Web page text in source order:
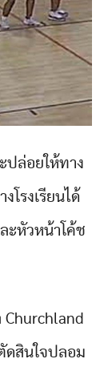
ปล่อยให้ทาง
โรงเรียนได้
ะหัวหน้าโค้ช
ดสินใจปลอม